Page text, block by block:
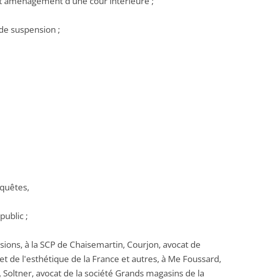
suspension ;
;
à la SCP de Chaisemartin, Courjon, avocat de
de l'esthétique de la France et autres, à Me Foussard,
avocat de la société Grands magasins de la